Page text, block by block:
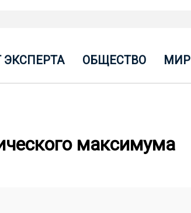
ЭКСПЕРТА ОБЩЕСТВО МИР
максимума